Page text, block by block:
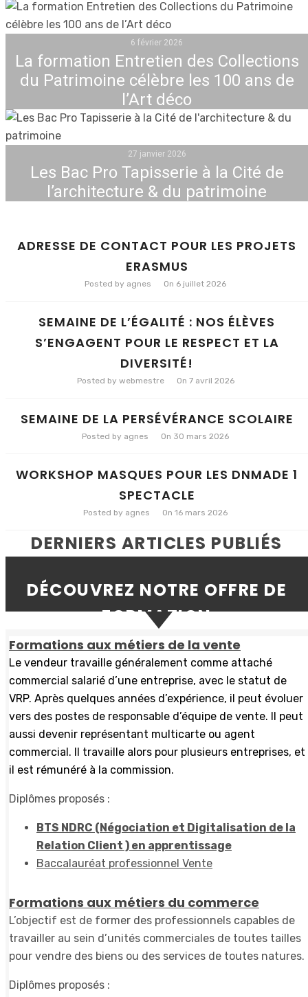
6 février 2026
La formation Entretien des Collections
du Patrimoine célèbre les 100 ans de
l’Art déco
27 janvier 2026
Les Bac Pro Tapisserie à la Cité de
l’architecture & du patrimoine
ADRESSE DE CONTACT POUR LES PROJETS
ERASMUS
Posted by agnes On 6 juillet 2026
SEMAINE DE L’ÉGALITÉ : NOS ÉLÈVES
S’ENGAGENT POUR LE RESPECT ET LA
DIVERSITÉ!
Posted by webmestre On 7 avril 2026
SEMAINE DE LA PERSÉVÉRANCE SCOLAIRE
Posted by agnes On 30 mars 2026
WORKSHOP MASQUES POUR LES DNMADE 1
SPECTACLE
Posted by agnes On 16 mars 2026
DERNIERS ARTICLES PUBLIÉS
DÉCOUVREZ NOTRE OFFRE DE
FORMATION
Formations aux métiers de la vente
Le vendeur travaille généralement comme attaché
commercial salarié d’une entreprise, avec le statut de
VRP. Après quelques années d’expérience, il peut évoluer
vers des postes de responsable d’équipe de vente. Il peut
aussi devenir représentant multicarte ou agent
commercial. Il travaille alors pour plusieurs entreprises, et
il est rémunéré à la commission.
Diplômes proposés :
BTS NDRC (Négociation et Digitalisation de la
Relation Client ) en apprentissage
Baccalauréat professionnel Vente
Formations aux métiers du commerce
L’objectif est de former des professionnels capables de
travailler au sein d’unités commerciales de toutes tailles
pour vendre des biens ou des services de toutes natures.
Diplômes proposés :